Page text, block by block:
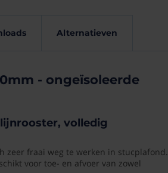
instucbare
lijnrooster
KB
Alternatieven
- ongeïsoleerde
volledig
zeer fraai weg te werken in stucplafond.
voor toe- en afvoer van zowel